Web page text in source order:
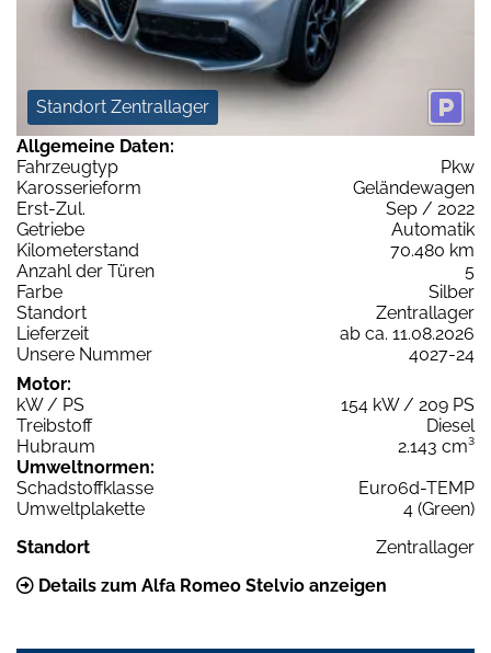
Standort Zentrallager
Allgemeine Daten:
Fahrzeugtyp
Pkw
Karosserieform
Geländewagen
Erst-Zul.
Sep / 2022
Getriebe
Automatik
Kilometerstand
70.480 km
Anzahl der Türen
5
Farbe
Silber
Standort
Zentrallager
Lieferzeit
ab ca. 11.08.2026
Unsere Nummer
4027-24
Motor:
kW / PS
154 kW / 209 PS
Treibstoff
Diesel
Hubraum
2.143 cm³
Umweltnormen:
Schadstoffklasse
Euro6d-TEMP
Umweltplakette
4 (Green)
Standort
Zentrallager
Details zum Alfa Romeo Stelvio anzeigen